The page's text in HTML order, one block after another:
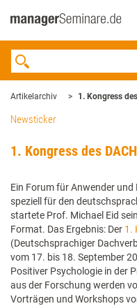
Artikelarchiv 1. Kongress
Newsticker
1. Kongress des
Ein Forum für Anwender
speziell für den
startete Prof. Michael Eid
Format. Das Ergebnis: Der 1.
(Deutschsprachiger
vom 17. bis 18. September
Positiver Psychologie in der
aus der Forschung werden
Vorträgen und Workshops